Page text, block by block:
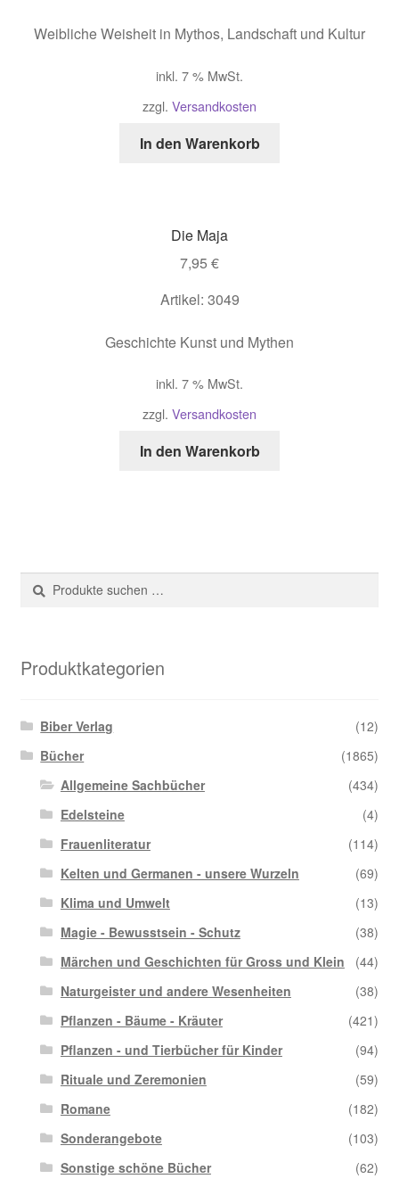
Weibliche Weisheit in Mythos, Landschaft und Kultur
inkl. 7 % MwSt.
zzgl. Versandkosten
In den Warenkorb
Die Maja
7,95 €
Artikel: 3049
Geschichte Kunst und Mythen
inkl. 7 % MwSt.
zzgl. Versandkosten
In den Warenkorb
Suche
nach:
Suchen
Produktkategorien
Biber Verlag
(12)
Bücher
(1865)
Allgemeine Sachbücher
(434)
Edelsteine
(4)
Frauenliteratur
(114)
Kelten und Germanen - unsere Wurzeln
(69)
Klima und Umwelt
(13)
Magie - Bewusstsein - Schutz
(38)
Märchen und Geschichten für Gross und Klein
(44)
Naturgeister und andere Wesenheiten
(38)
Pflanzen - Bäume - Kräuter
(421)
Pflanzen - und Tierbücher für Kinder
(94)
Rituale und Zeremonien
(59)
Romane
(182)
Sonderangebote
(103)
Sonstige schöne Bücher
(62)